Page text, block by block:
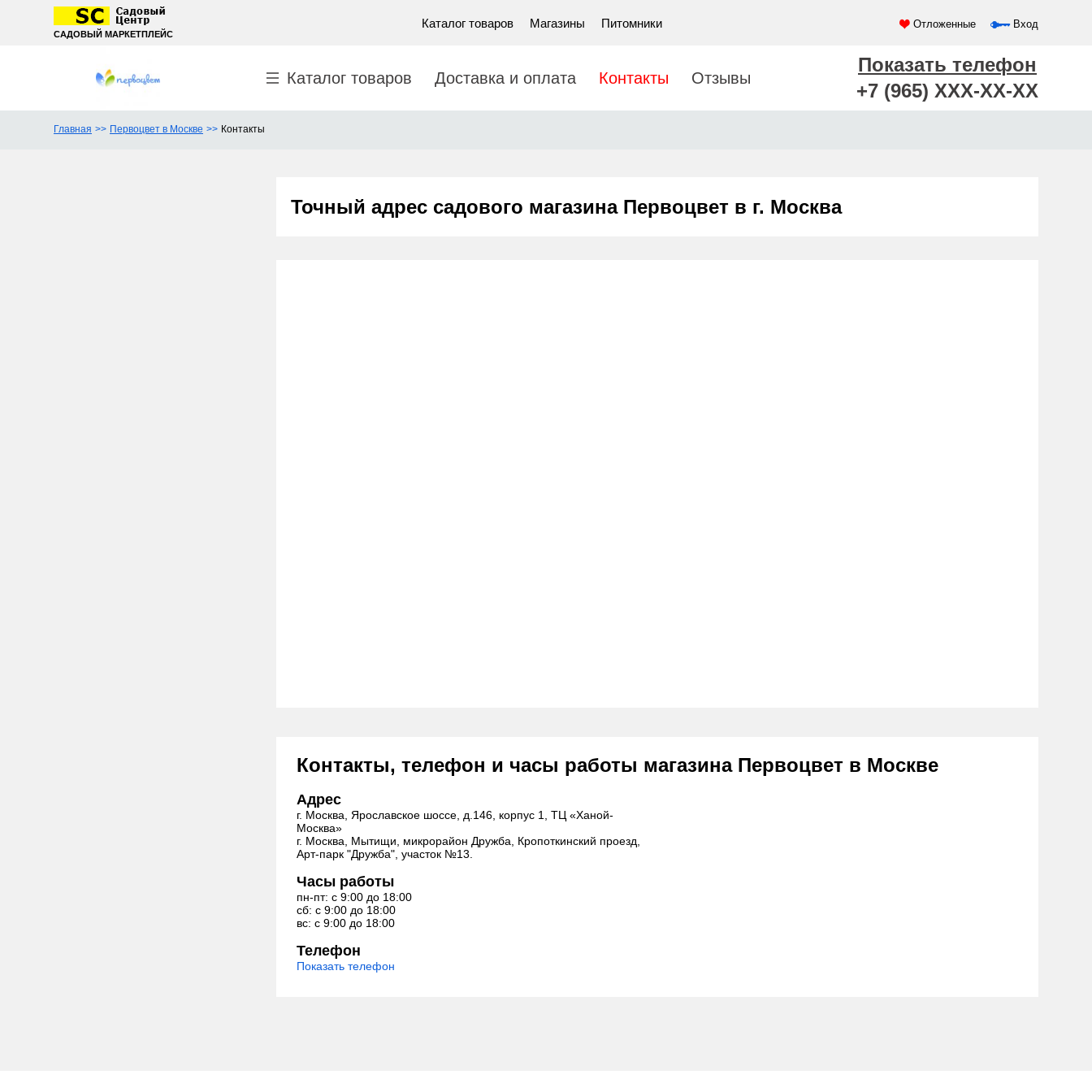
САДОВЫЙ МАРКЕТПЛЕЙС
Каталог товаров Магазины Питомники Отложенные Вход
Каталог товаров Доставка и оплата Контакты Отзывы
Показать телефон
+7 (965) XXX-XX-XX
Главная Первоцвет в Москве Контакты
Точный адрес садового магазина Первоцвет в г. Москва
Контакты, телефон и часы работы магазина Первоцвет в Москве
Адрес
г. Москва, Ярославское шоссе, д.146, корпус 1, ТЦ «Ханой-
Москва»
г. Москва, Мытищи, микрорайон Дружба, Кропоткинский проезд,
Арт-парк "Дружба", участок №13.
Часы работы
пн-пт: с 9:00 до 18:00
сб: с 9:00 до 18:00
вс: с 9:00 до 18:00
Телефон
Показать телефон